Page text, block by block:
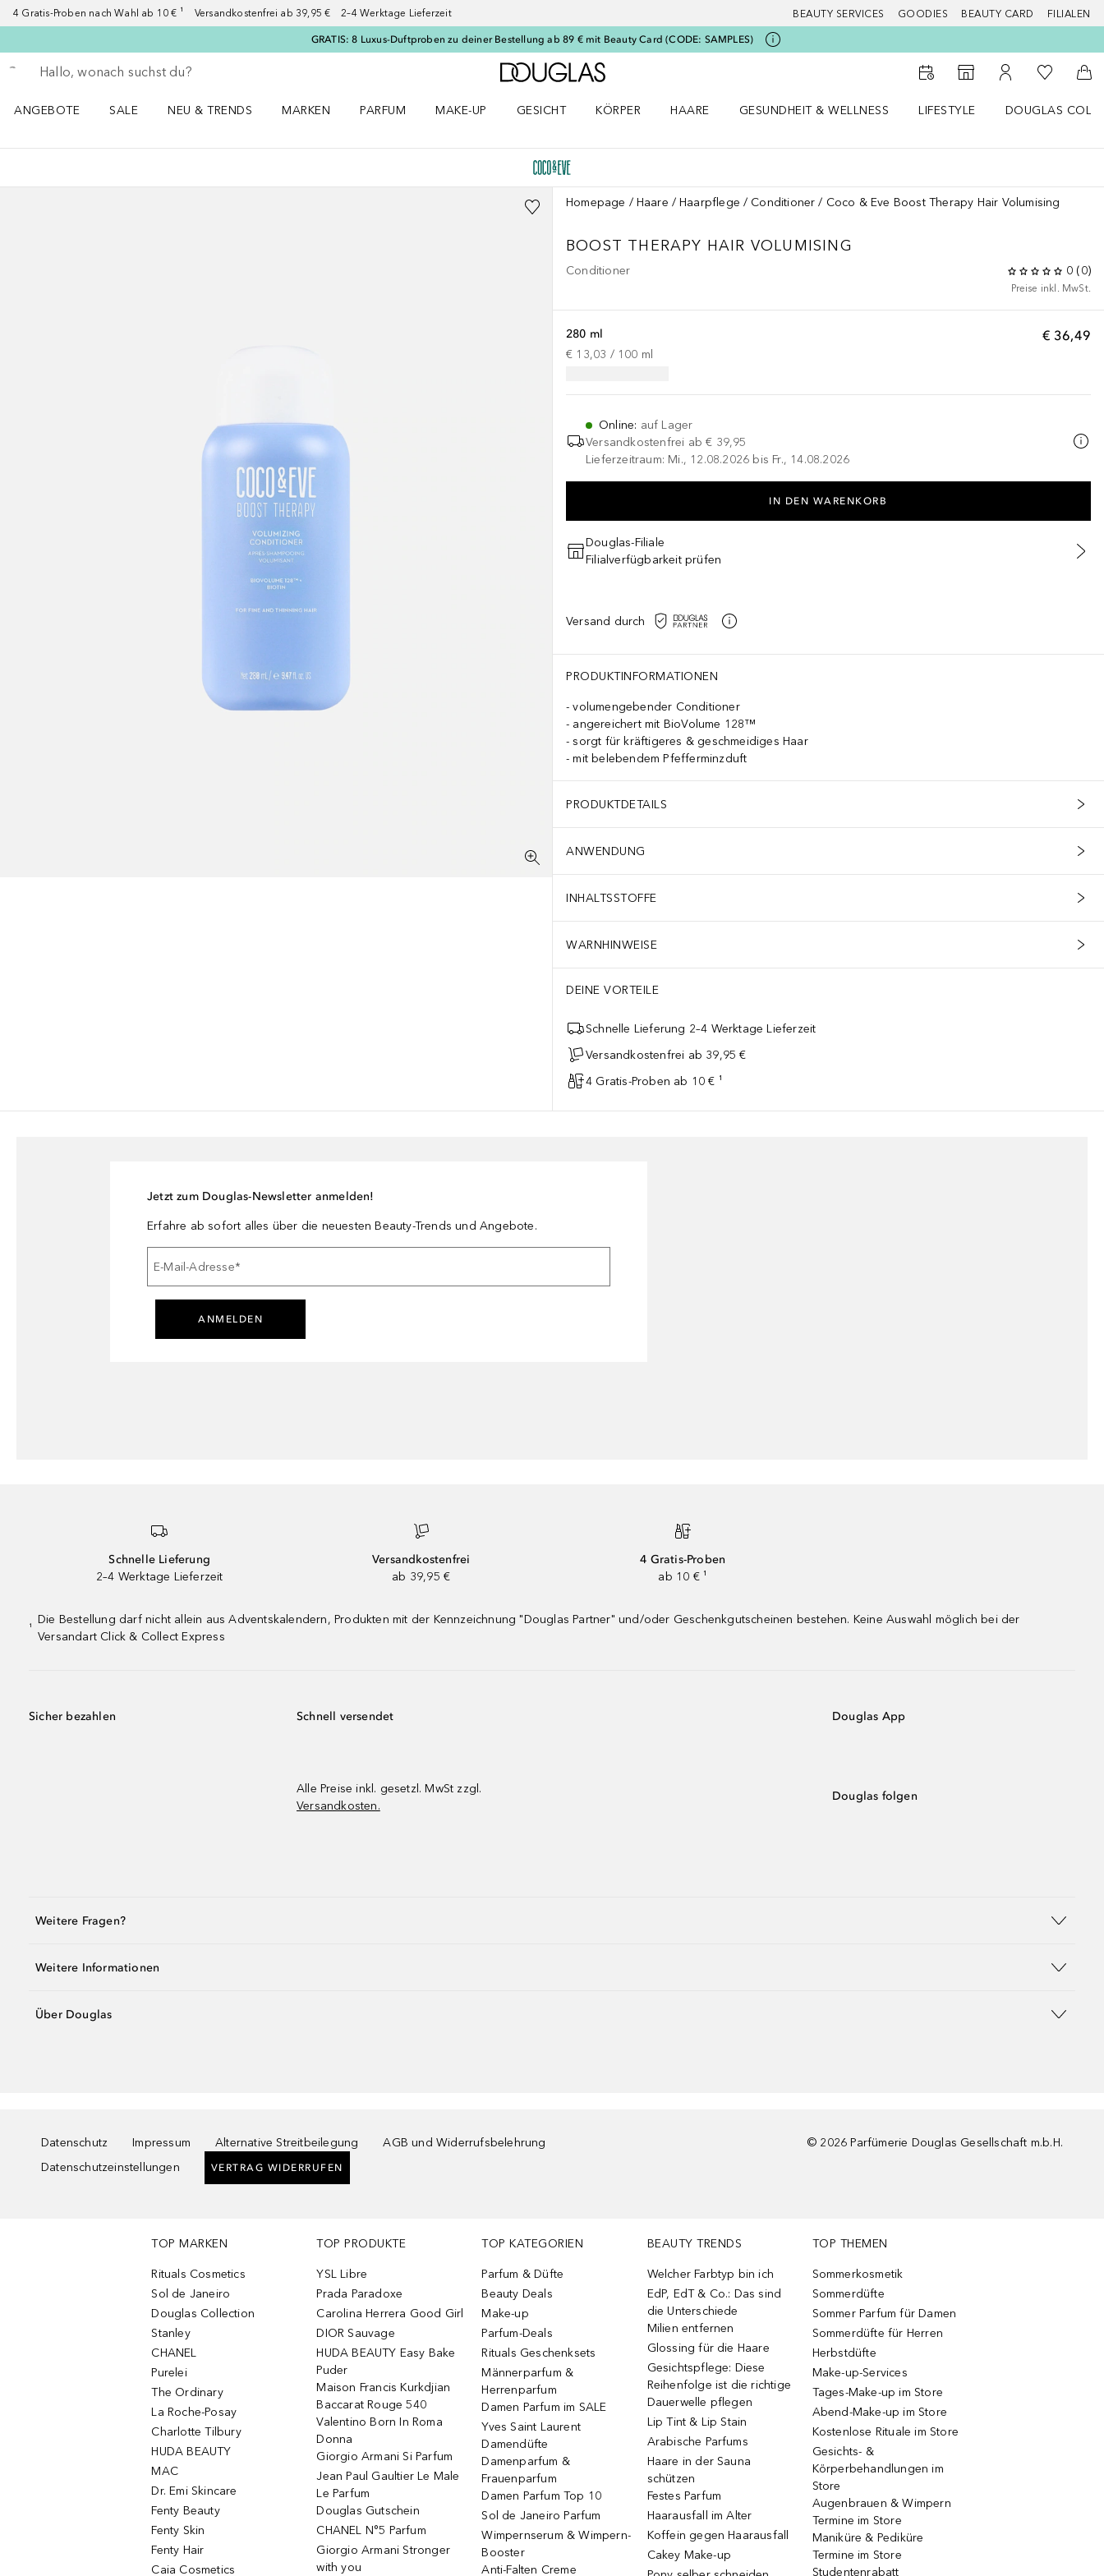
4 Gratis-Proben nach Wahl ab 10 € ¹ Versandkostenfrei ab 39,95 € 2–4 Werktage Lieferzeit BEAUTY SERVICES GOODIES BEAUTY CARD FILIALEN
GRATIS: 8 Luxus-Duftproben zu deiner Bestellung ab 89 € mit Beauty Card (CODE: SAMPLES)
Gehe zurück
Suche ausführen
Zur Douglas Startseite
Zum Storefinder
Zu Meinem
Zu Meiner
ANGEBOTE
SALE
NEU & TRENDS
MARKEN
PARFUM
MAKE-UP
GESICHT
KÖRPER
HAARE
GESUNDHEIT & WELLNESS
LIFESTYLE
DOUGLAS
Homepage Haare Haarpflege Conditioner Coco & Eve Boost Therapy Hair Volumising
BOOST THERAPY HAIR VOLUMISING
Conditioner 0 (0)
Preise inkl. MwSt.
€ 36,49
280 ml
€ 13,03 / 100 ml
Online: auf Lager
Versandkostenfrei ab € 39,95
Lieferzeitraum: Mi., 12.08.2026 bis Fr., 14.08.2026
IN DEN WARENKORB
Douglas-Filiale
Filialverfügbarkeit prüfen
Versand durch
PRODUKTINFORMATIONEN
volumengebender Conditioner
angereichert mit BioVolume 128™
sorgt für kräftigeres & geschmeidiges Haar
mit belebendem Pfefferminzduft
PRODUKTDETAILS
ANWENDUNG
INHALTSSTOFFE
WARNHINWEISE
DEINE VORTEILE
Schnelle Lieferung 2–4 Werktage Lieferzeit
Versandkostenfrei ab 39,95 €
4 Gratis-Proben ab 10 € ¹
Jetzt zum Douglas-Newsletter anmelden!
Erfahre ab sofort alles über die neuesten Beauty-Trends und Angebote.
E-Mail-Adresse*
ANMELDEN
Schnelle Lieferung
2–4 Werktage Lieferzeit
Versandkostenfrei
ab 39,95 €
4 Gratis-Proben
ab 10 € ¹
¹
Die Bestellung darf nicht allein aus Adventskalendern, Produkten mit der Kennzeichnung "Douglas Partner" und/oder Geschenkgutscheinen bestehen. Keine Auswahl möglich bei der
Versandart Click & Collect Express
Sicher bezahlen Schnell versendet
Alle Preise inkl. gesetzl. MwSt zzgl.
Versandkosten.
Douglas App
Douglas folgen
Weitere Fragen?
Weitere Informationen
Über Douglas
Datenschutz Impressum Alternative Streitbeilegung
AGB und Widerrufsbelehrung
Datenschutzeinstellungen
VERTRAG WIDERRUFEN
© 2026 Parfümerie Douglas Gesellschaft m.b.H.
TOP MARKEN
Rituals Cosmetics
Sol de Janeiro
Douglas Collection
Stanley
CHANEL
Purelei
The Ordinary
La Roche-Posay
Charlotte Tilbury
HUDA BEAUTY
MAC
Dr. Emi Skincare
Fenty Beauty
Fenty Skin
Fenty Hair
Caia Cosmetics
TOP PRODUKTE
YSL Libre
Prada Paradoxe
Carolina Herrera Good Girl
DIOR Sauvage
HUDA BEAUTY Easy Bake
Puder
Maison Francis Kurkdjian
Baccarat Rouge 540
Valentino Born In Roma
Donna
Giorgio Armani Si Parfum
Jean Paul Gaultier Le Male
Le Parfum
Douglas Gutschein
CHANEL N°5 Parfum
Giorgio Armani Stronger
with you
TOP KATEGORIEN
Parfum & Düfte
Beauty Deals
Make-up
Parfum-Deals
Rituals Geschenksets
Männerparfum &
Herrenparfum
Damen Parfum im SALE
Yves Saint Laurent
Damendüfte
Damenparfum &
Frauenparfum
Damen Parfum Top 10
Sol de Janeiro Parfum
Wimpernserum & Wimpern-
Booster
Anti-Falten Creme
BEAUTY TRENDS
Welcher Farbtyp bin ich
EdP, EdT & Co.: Das sind
die Unterschiede
Milien entfernen
Glossing für die Haare
Gesichtspflege: Diese
Reihenfolge ist die richtige
Dauerwelle pflegen
Lip Tint & Lip Stain
Arabische Parfums
Haare in der Sauna
schützen
Festes Parfum
Haarausfall im Alter
Koffein gegen Haarausfall
Cakey Make-up
TOP THEMEN
Sommerkosmetik
Sommerdüfte
Sommer Parfum für Damen
Sommerdüfte für Herren
Herbstdüfte
Make-up-Services
Tages-Make-up im Store
Abend-Make-up im Store
Kostenlose Rituale im Store
Gesichts- &
Körperbehandlungen im
Store
Augenbrauen & Wimpern
Termine im Store
Maniküre & Pediküre
Termine im Store
Studentenrabatt